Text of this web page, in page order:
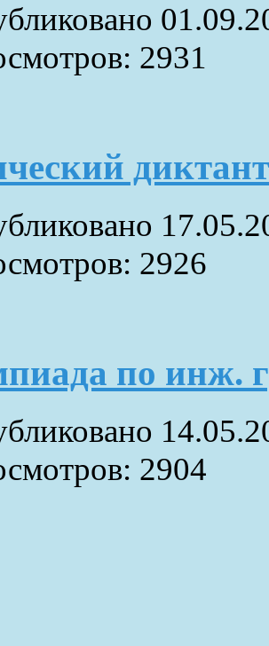
2931
диктант
2926
по инж.
2904